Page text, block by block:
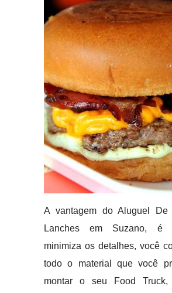
A vantagem do Aluguel De
Lanches em Suzano, é
minimiza os detalhes, você
todo o material que você
montar o seu Food Truck,